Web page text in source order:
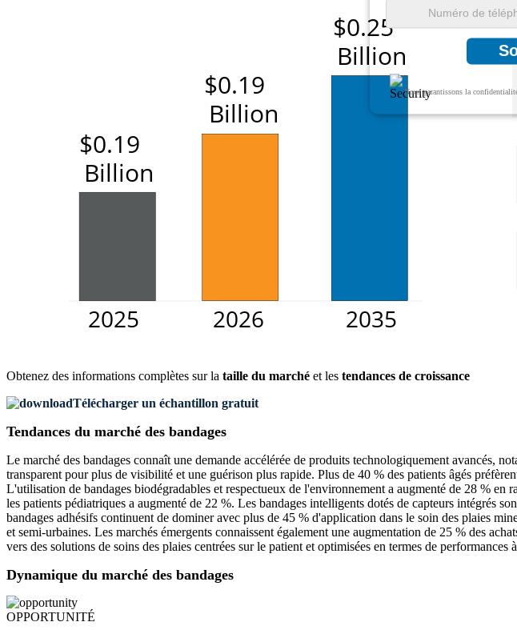
Nous garantissons la
Obtenez des informations complètes sur la taille du marché et les tendances de croissance
Télécharger un échantillon gratuit
Tendances du marché des bandages
Le marché des bandages connaît une demande accélérée de produits technologiquement avancés,
transparent pour plus de visibilité et une guérison plus rapide. Plus de 40 % des patients âgés
L'utilisation de bandages biodégradables et respectueux de l'environnement a augmenté de 28 %
les patients pédiatriques a augmenté de 22 %. Les bandages intelligents dotés de capteurs intégrés
bandages adhésifs continuent de dominer avec plus de 45 % d'application dans le soin des plaies
et semi-urbaines. Les marchés émergents connaissent également une augmentation de 25 % des
vers des solutions de soins des plaies centrées sur le patient et optimisées en termes de performances
Dynamique du marché des bandages
OPPORTUNITÉ